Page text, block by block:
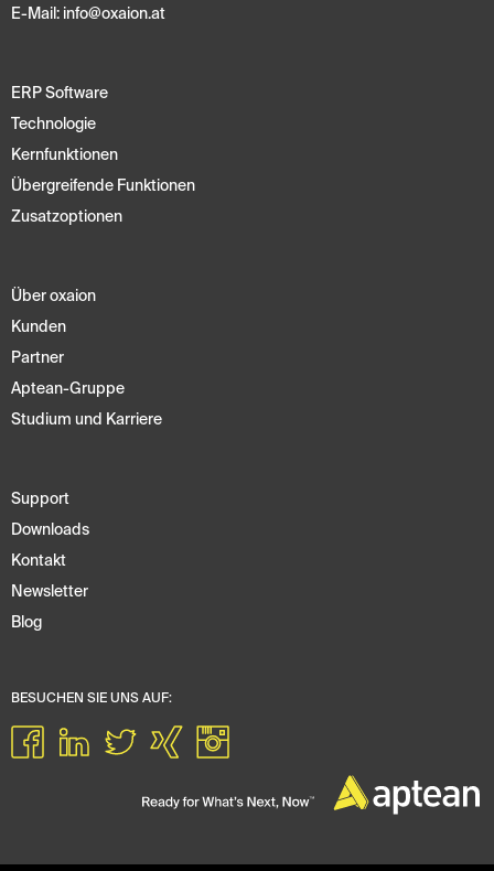
ERP Software
Technologie
Kernfunktionen
Übergreifende Funktionen
Zusatzoptionen
Über oxaion
Kunden
Partner
Aptean-Gruppe
Studium und Karriere
Support
Downloads
Kontakt
Newsletter
Blog
E-Mail: info@oxaion.at
BESUCHEN SIE UNS AUF: